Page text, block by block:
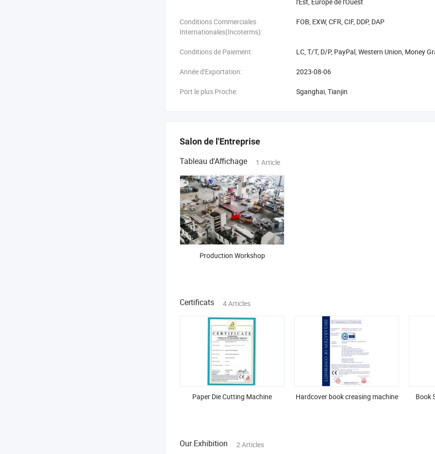
Conditions Commerciales
Internationales(Incoterms):
FOB, EXW, CFR, CIF, DDP, DAP
Conditions de Paiement: LC, T/T, D/P, PayPal, Western Union, Money
Année d'Exportation: 2023-08-06
Port le plus Proche: Sganghai, Tianjin
Salon de l'Entreprise
Tableau d'Affichage 1 Article
Production Workshop
Certificats 4 Articles
Paper Die Cutting Machine Hardcover book creasing machine Book
Our Exhibition 2 Articles